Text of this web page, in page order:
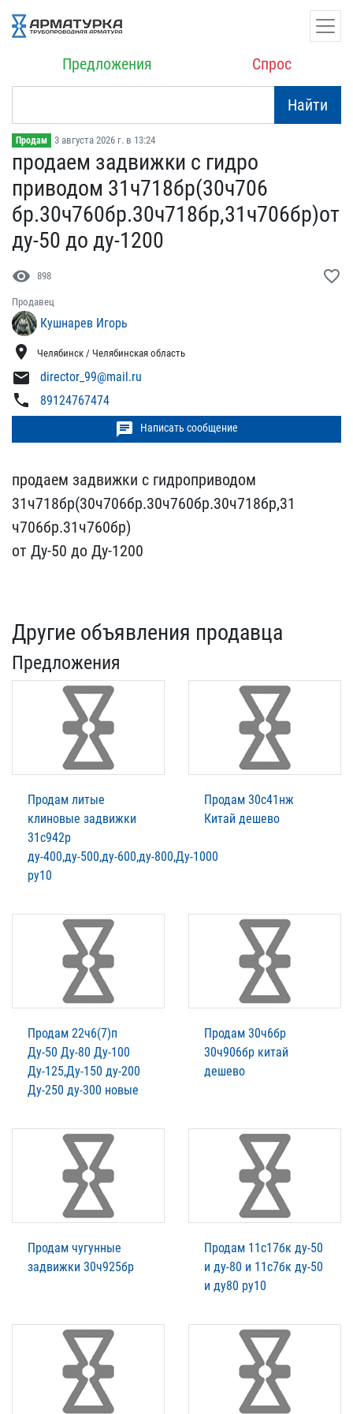
Предложения Спрос
Найти
Продам 3 августа 2026 г. в 13:24
продаем задвижки с гидро​
приводом 31ч718бр(30ч706​
бр.30ч760бр.30ч718бр,31ч​706бр)от
ду-50 до ду-120​0
visibility 898 favorite_border
Продавец
Кушнарев Игорь
location_on Челябинск / Челябинская область
mail director_99@mail.ru
phone 89124767474
chat Написать сообщение
продаем задвижки с гидр​оприводом
31ч718бр(30ч70​6бр.30ч760бр.30ч718бр,31​
ч706бр.31ч760бр)
от Ду-5​0 до Ду-1200
Другие объявления продавца
Предложения
Продам литые
клиновые задвижки
31с942р
ду-400,ду-500,ду-600,ду-800,Ду-1000
ру10
Продам 30с41нж
Китай дешево
Продам 22ч6(7)п
Ду-50 Ду-80 Ду-100
Ду-125,Ду-150 ду-200
Ду-250 ду-300 новые
Продам 30ч6бр
30ч906бр китай
дешево
Продам чугунные
задвижки 30ч925бр
Продам 11с17бк ду-50
и ду-80 и 11с7бк ду-50
и ду80 ру10